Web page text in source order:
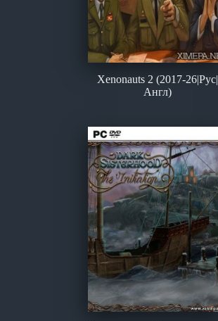
Xenonauts 2 (2017-26|Рус|
Англ)